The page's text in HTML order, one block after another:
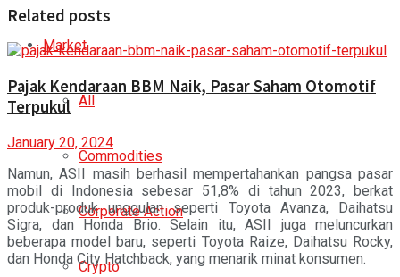
Market
All
Commodities
Corporate Action
Crypto
Related posts
Pajak Kendaraan BBM Naik, Pasar Saham Otomotif
Terpukul
January 20, 2024
Namun, ASII masih berhasil mempertahankan pangsa pasar
mobil di Indonesia sebesar 51,8% di tahun 2023, berkat
produk-produk unggulan seperti Toyota Avanza, Daihatsu
Sigra, dan Honda Brio. Selain itu, ASII juga meluncurkan
beberapa model baru, seperti Toyota Raize, Daihatsu Rocky,
dan Honda City Hatchback, yang menarik minat konsumen.